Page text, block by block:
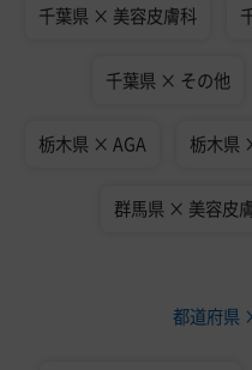
千葉県 × 美容皮膚科
千葉県 × その他
栃木県 × AGA 栃木県
群馬県 × 美容皮
都道府県